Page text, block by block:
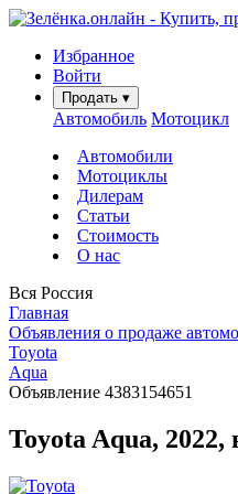
Избранное
Войти
Продать ▾
Автомобиль Мотоцикл
Автомобили
Мотоциклы
Дилерам
Статьи
Стоимость
О нас
Вся Россия
Главная
Объявления о продаже
Toyota
Aqua
Объявление 4383154651
Toyota Aqua, 2022,